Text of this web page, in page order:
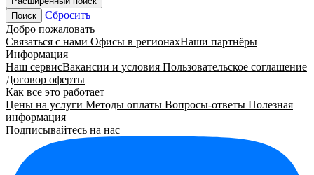
Поиск
Сбросить
Добро пожаловать
Связаться с нами Офисы в регионахНаши партнёры
Информация
Наш сервисВакансии и условия Пользовательское соглашение
Договор оферты
Как все это работает
Цены на услуги Методы оплаты Вопросы-ответы Полезная
информация
Подписывайтесь на нас